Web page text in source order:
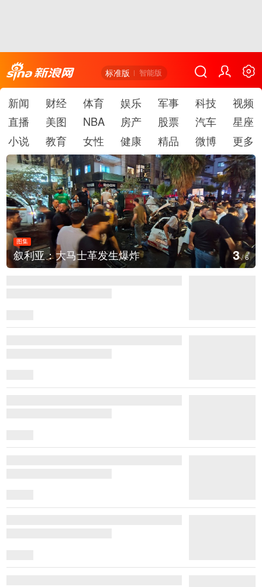
标准版 智能版
新闻 财经 体育 娱乐 军事 科技
视频
直播
美图 NBA 房产 股票 汽车
星座
小说
教育 女性 健康 精品 微博 更多
图集
叙利亚：大马士革发生爆炸 3/6